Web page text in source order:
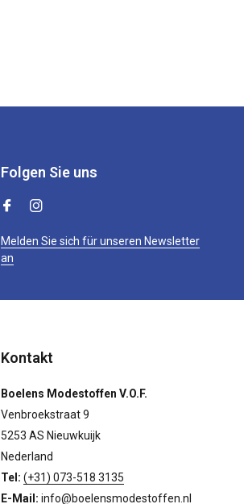
Folgen Sie uns
Melden Sie sich für unseren Newsletter
an
Kontakt
Boelens Modestoffen V.O.F.
Venbroekstraat 9
5253 AS Nieuwkuijk
Nederland
Tel: (+31) 073-518 3135
E-Mail: info@boelensmodestoffen.nl